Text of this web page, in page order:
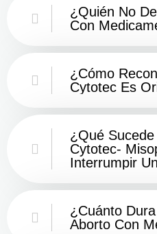
¿Quién No
Con
¿Cómo
Cytotec Es
¿Qué
Cytotec-
Interrumpir
¿Cuánto
Aborto Con